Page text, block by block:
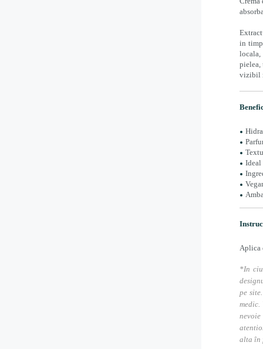
in timp
locala,
pielea,
vizibil
Ideal
Aplica
*In
pe
alta în